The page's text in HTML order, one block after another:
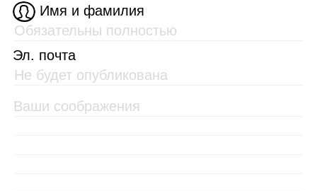
Имя и фамилия
Эл. почта